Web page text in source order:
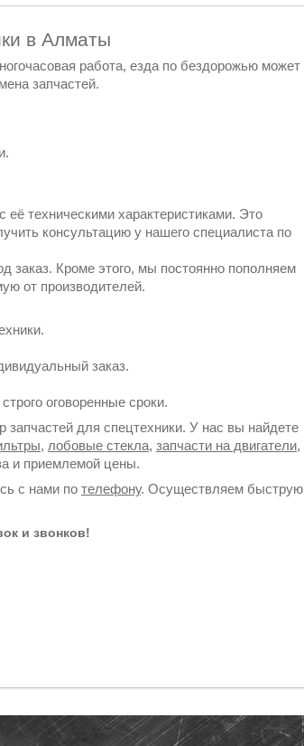
в Алматы
работа, езда по бездорожью может
запчастей.
техническими характеристиками. Это
консультацию у нашего специалиста по
заказ. Кроме этого, мы постоянно пополняем
от производителей.
заказ.
оговоренные сроки.
для спецтехники. У нас вы найдете
, лобовые стекла, запчасти на двигатели,
и приемлемой цены.
с нами по телефону. Осуществляем быструю
и звонков!